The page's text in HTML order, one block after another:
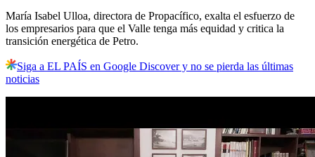
María Isabel Ulloa, directora de Propacífico, exalta el esfuerzo de
los empresarios para que el Valle tenga más equidad y critica la
transición energética de Petro.
Siga a EL PAÍS en Google Discover y no se pierda las últimas
noticias